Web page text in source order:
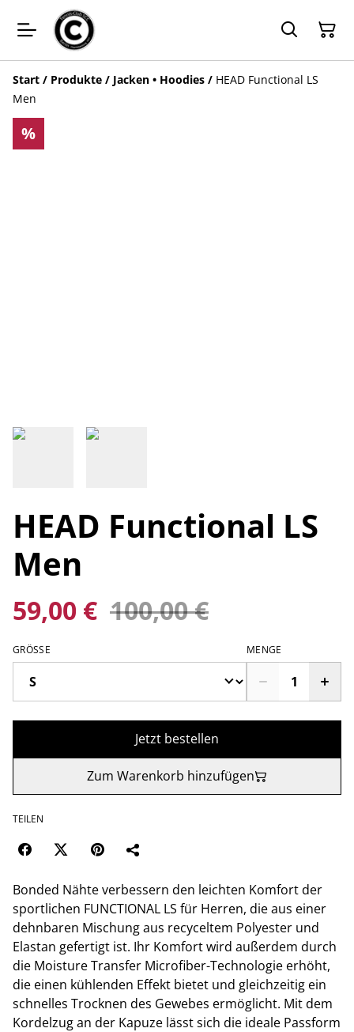
Start / Produkte / Jacken • Hoodies / HEAD Functional LS
Men
%
HEAD Functional LS
Men
59,00 € 100,00 €
GRÖSSE MENGE
Jetzt bestellen
Zum Warenkorb hinzufügen
TEILEN
Bonded Nähte verbessern den leichten Komfort der
sportlichen FUNCTIONAL LS für Herren, die aus einer
dehnbaren Mischung aus recyceltem Polyester und
Elastan gefertigt ist. Ihr Komfort wird außerdem durch
die Moisture Transfer Microfiber-Technologie erhöht,
die einen kühlenden Effekt bietet und gleichzeitig ein
schnelles Trocknen des Gewebes ermöglicht. Mit dem
Kordelzug an der Kapuze lässt sich die ideale Passform